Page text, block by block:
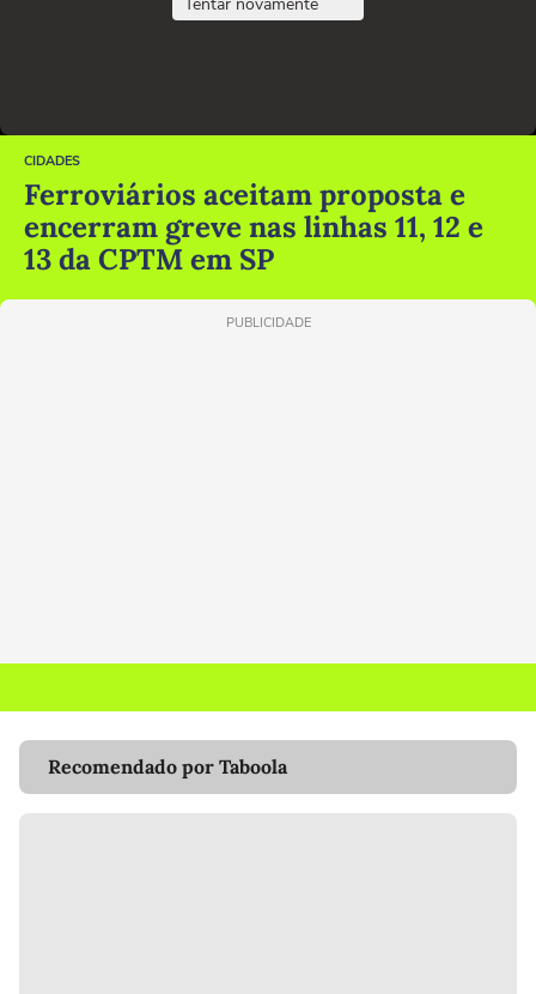
CIDADES
Ferroviários aceitam proposta e
encerram greve nas linhas 11, 12 e
13 da CPTM em SP
PUBLICIDADE
Recomendado por Taboola